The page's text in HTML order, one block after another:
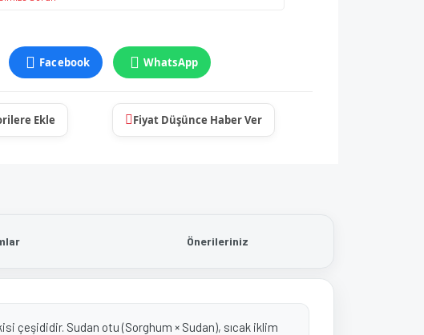
Facebook WhatsApp
Fiyat Düşünce Haber Ver
Önerileriniz
çeşididir. Sudan otu (Sorghum × Sudan), sıcak iklim